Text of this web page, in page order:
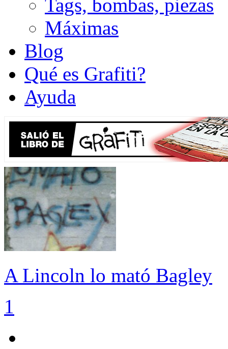
Tags, bombas, piezas
Máximas
Blog
Qué es Grafiti?
Ayuda
A Lincoln lo mató Bagley
1